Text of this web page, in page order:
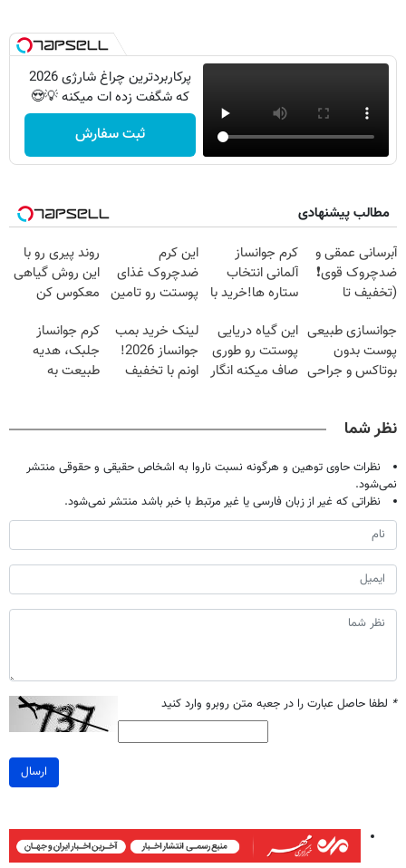
پرکاربردترین چراغ شارژی 2026
که شگفت زده ات میکنه 💡😍
ثبت سفارش
مطالب پیشنهادی
آبرسانی عمقی و
ضدچروک قوی❗
(تخفیف تا
کرم جوانساز
آلمانی انتخاب
ستاره ها!خرید با
این کرم
ضدچروک غذای
پوستت رو تامین
40%تخفیف)
روند پیری رو با
این روش گیاهی
معکوس کن
جوانسازی طبیعی
پوست بدون
بوتاکس و جراحی
این گیاه دریایی
پوستت رو طوری
صاف میکنه انگار
لینک خرید بمب
جوانساز 2026!
اونم با تخفیف
کرم جوانساز
جلبک، هدیه
طبیعت به
نظر شما
نظرات حاوی توهین و هرگونه نسبت ناروا به اشخاص حقیقی و حقوقی منتشر
نمی‌شود.
نظراتی که غیر از زبان فارسی یا غیر مرتبط با خبر باشد منتشر نمی‌شود.
* لطفا حاصل عبارت را در جعبه متن روبرو وارد کنید
ارسال